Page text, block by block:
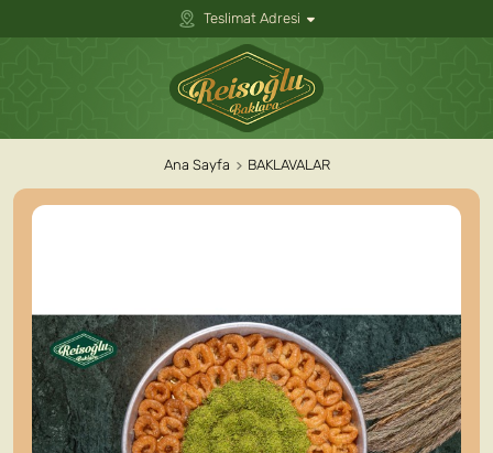
Teslimat Adresi
Ana Sayfa BAKLAVALAR